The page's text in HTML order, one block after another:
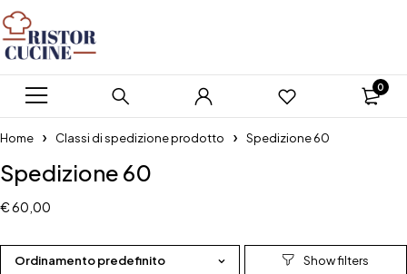
0
Home Classi di spedizione prodotto Spedizione 60
Spedizione 60
€ 60,00
Ordinamento predefinito